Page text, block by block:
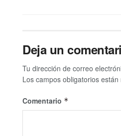
Deja un
Tu dirección de correo
Los campos obligatorios
Comentario *